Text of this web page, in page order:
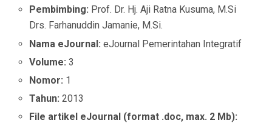
Pembimbing: Prof. Dr. Hj. Aji Ratna Kusuma, M.Si
Drs. Farhanuddin Jamanie, M.Si.
Nama eJournal: eJournal Pemerintahan Integratif
Volume: 3
Nomor: 1
Tahun: 2013
File artikel eJournal (format .doc, max. 2 Mb):